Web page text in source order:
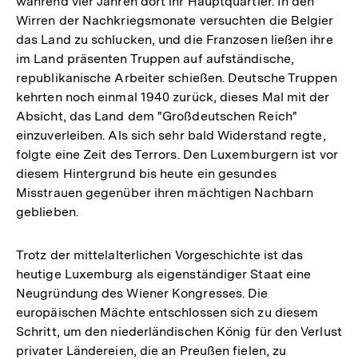
Wirren der Nachkriegsmonate versuchten die Belgier
das Land zu schlucken, und die Franzosen ließen ihre
im Land präsenten Truppen auf aufständische,
republikanische Arbeiter schießen. Deutsche Truppen
kehrten noch einmal 1940 zurück, dieses Mal mit der
Absicht, das Land dem "Großdeutschen Reich"
einzuverleiben. Als sich sehr bald Widerstand regte,
folgte eine Zeit des Terrors. Den Luxemburgern ist vor
diesem Hintergrund bis heute ein gesundes
Misstrauen gegenüber ihren mächtigen Nachbarn
geblieben.
Trotz der mittelalterlichen Vorgeschichte ist das
heutige Luxemburg als eigenständiger Staat eine
Neugründung des Wiener Kongresses. Die
europäischen Mächte entschlossen sich zu diesem
Schritt, um den niederländischen König für den Verlust
privater Ländereien, die an Preußen fielen, zu